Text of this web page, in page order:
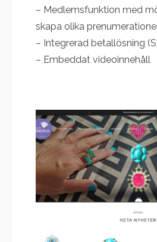
– Medlemsfunktion med
skapa olika
– Integrerad betallösning
– Embeddat videoinnehåll